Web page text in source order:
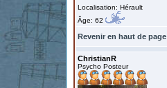
Localisation: Hérault
Âge: 62
Revenir en haut de page
ChristianR
Psycho Posteur